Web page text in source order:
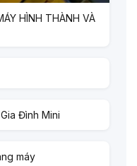
HÌNH THÀNH VÀ
Đình Mini
máy